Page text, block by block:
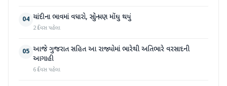
04 ચાંદીના ભાવમાં વધારો, સોનું પણ મોંઘુ થયું
2 દિવસ પહેલા
05 આજે ગુજરાત સહિત આ રાજ્યોમાં ભારેથી અતિભારે વરસાદની
આગાહી
6 દિવસ પહેલા